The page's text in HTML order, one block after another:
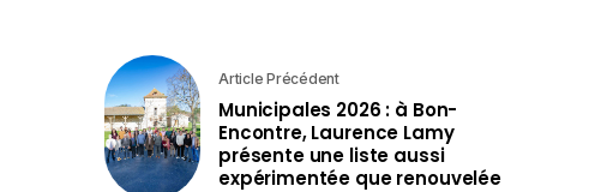
Article Précédent
Municipales 2026 : à Bon-
Encontre, Laurence Lamy
présente une liste aussi
expérimentée que renouvelée